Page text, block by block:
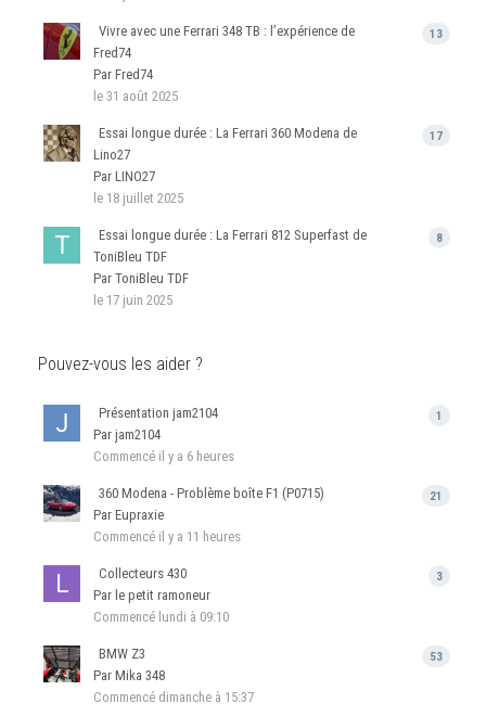
13
Vivre avec une Ferrari 348 TB : l’expérience de
Fred74
Par Fred74
le 31 août 2025
17
Essai longue durée : La Ferrari 360 Modena de
Lino27
Par LINO27
le 18 juillet 2025
8
Essai longue durée : La Ferrari 812 Superfast de
ToniBleu TDF
Par ToniBleu TDF
le 17 juin 2025
Pouvez-vous les aider ?
1
Présentation jam2104
Par jam2104
Commencé il y a 6 heures
21
360 Modena - Problème boîte F1 (P0715)
Par Eupraxie
Commencé il y a 11 heures
3
Collecteurs 430
Par le petit ramoneur
Commencé lundi à 09:10
53
BMW Z3
Par Mika 348
Commencé dimanche à 15:37